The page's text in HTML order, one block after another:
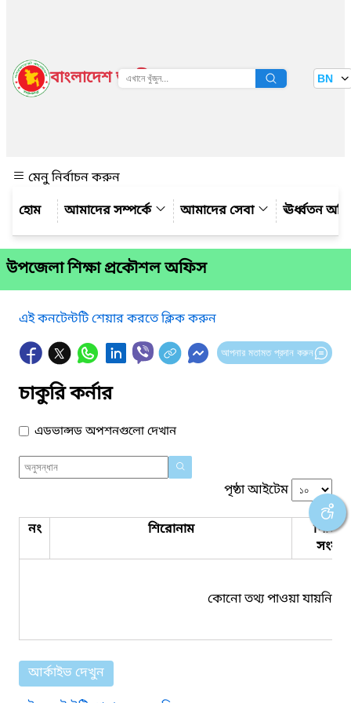
বাংলাদেশ জাতীয় তথ্য বাতায়ন BN
মেনু নির্বাচন করুন
আমাদের সম্পর্কে
আমাদের সেবা ঊর্ধ্বতন
উপজেলা শিক্ষা প্রকৌশল অফিস
এই কনটেন্টটি শেয়ার করতে ক্লিক করুন
আপনার মতামত প্রদান করুন
চাকুরি কর্নার
এডভান্সড অপশনগুলো দেখান
পৃষ্ঠা আইটেম
নং শিরোনাম
কোনো তথ্য পাওয়া যায়নি।
আর্কাইভ দেখুন